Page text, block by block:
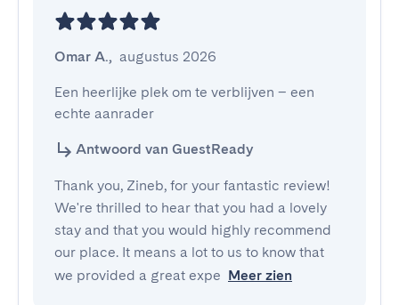
Omar A., augustus 2026
Een heerlijke plek om te verblijven – een
echte aanrader
Antwoord van GuestReady
Thank you, Zineb, for your fantastic review!
We're thrilled to hear that you had a lovely
stay and that you would highly recommend
our place. It means a lot to us to know that
we provided a great expe Meer zien